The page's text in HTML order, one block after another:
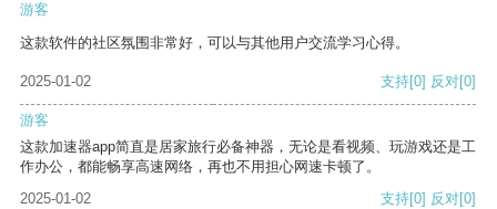
游客
这款软件的社区氛围非常好，可以与其他用户交流学习心得。
2025-01-02 支持[0] 反对[0]
游客
这款加速器app简直是居家旅行必备神器，无论是看视频、玩游戏还是工
作办公，都能畅享高速网络，再也不用担心网速卡顿了。
2025-01-02
支持[0] 反对[0]